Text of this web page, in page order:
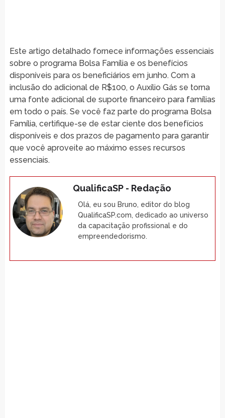
Este artigo detalhado fornece informações essenciais
sobre o programa Bolsa Família e os benefícios
disponíveis para os beneficiários em junho. Com a
inclusão do adicional de R$100, o Auxílio Gás se torna
uma fonte adicional de suporte financeiro para famílias
em todo o país. Se você faz parte do programa Bolsa
Família, certifique-se de estar ciente dos benefícios
disponíveis e dos prazos de pagamento para garantir
que você aproveite ao máximo esses recursos
essenciais.
QualificaSP - Redação
Olá, eu sou Bruno, editor do blog
QualificaSP.com, dedicado ao universo
da capacitação profissional e do
empreendedorismo.